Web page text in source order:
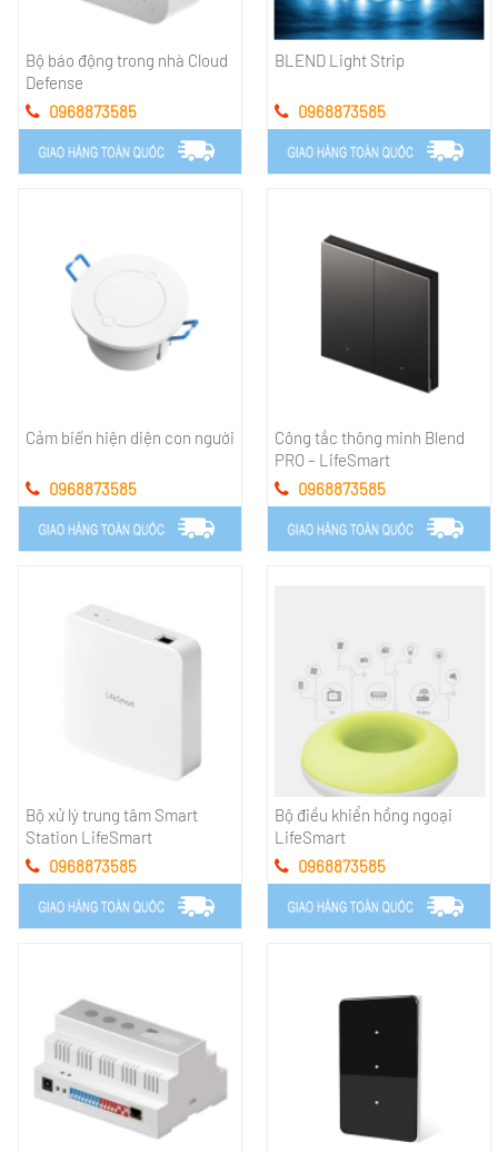
Bộ báo động trong nhà Cloud
Defense
0968873585
BLEND Light Strip
0968873585
Cảm biến hiện diện con người
0968873585
Công tắc thông minh Blend
PRO – LifeSmart
0968873585
Bộ xử lý trung tâm Smart
Station LifeSmart
0968873585
Bộ điều khiển hồng ngoại
LifeSmart
0968873585